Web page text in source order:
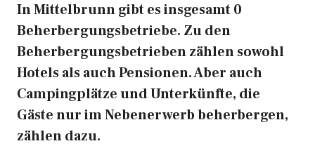
In Mittelbrunn gibt es insgesamt 0
Beherbergungsbetriebe. Zu den
Beherbergungsbetrieben zählen sowohl
Hotels als auch Pensionen. Aber auch
Campingplätze und Unterkünfte, die
Gäste nur im Nebenerwerb beherbergen,
zählen dazu.